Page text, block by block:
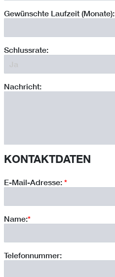
Gewünschte Laufzeit (Monate):
Schlussrate:
Nachricht:
KONTAKTDATEN
E-Mail-Adresse: *
Name:*
Telefonnummer: